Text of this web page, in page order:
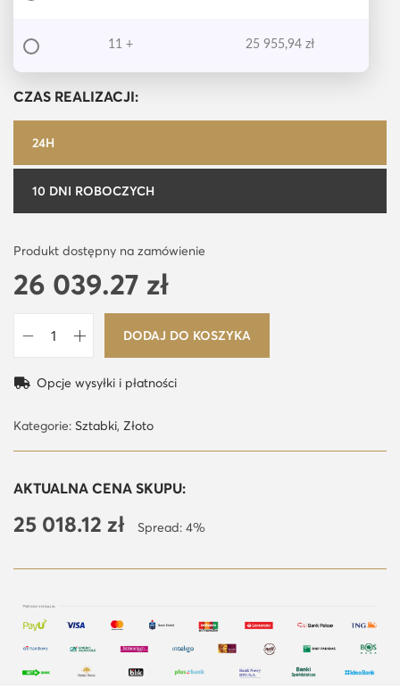
11 + 25 955,94 zł
CZAS REALIZACJI:
24H
10 DNI ROBOCZYCH
Produkt dostępny na zamówienie
26 039.27 zł
ś
0
g
ł
DODAJ DO KOSZYKA
Opcje wysyłki i płatności
Kategorie: Sztabki, Złoto
AKTUALNA CENA SKUPU:
25 018.12 zł Spread: 4%